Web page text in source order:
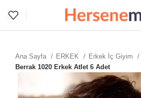
Ana Sayfa ERKEK Erkek İç Giyim
Berrak 1020 Erkek Atlet 6 Adet